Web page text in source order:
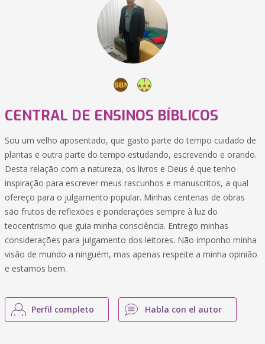
CENTRAL DE ENSINOS BÍBLICOS
Sou um velho aposentado, que gasto parte do tempo cuidado de
plantas e outra parte do tempo estudando, escrevendo e orando.
Desta relação com a natureza, os livros e Deus é que tenho
inspiração para escrever meus rascunhos e manuscritos, a qual
ofereço para o julgamento popular. Minhas centenas de obras
são frutos de reflexões e ponderações sempre à luz do
teocentrismo que guia minha consciência. Entrego minhas
considerações para julgamento dos leitores. Não imponho minha
visão de mundo a ninguém, mas apenas respeite a minha opinião
e estamos bem.
Perfil completo Habla con el autor